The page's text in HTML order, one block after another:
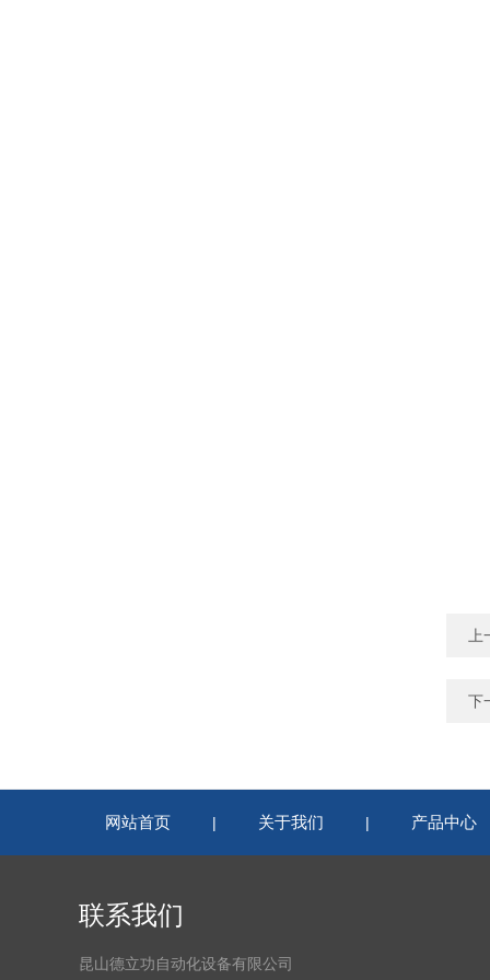
下
网站首页 | 关于我们 | 产品中心
联系我们
昆山德立功自动化设备有限公司